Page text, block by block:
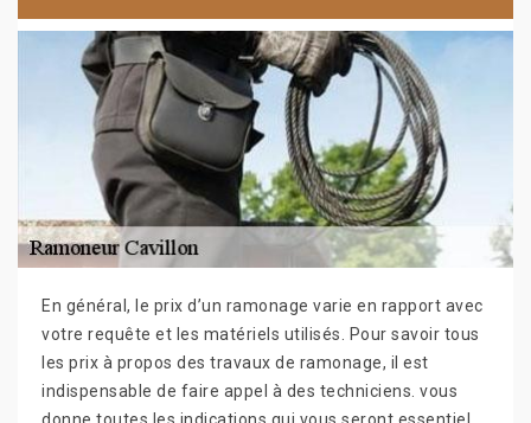
En général, le prix d’un ramonage varie en rapport avec
votre requête et les matériels utilisés. Pour savoir tous
les prix à propos des travaux de ramonage, il est
indispensable de faire appel à des techniciens. vous